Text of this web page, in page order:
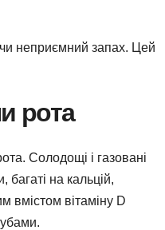
неприємний запах. Цей
рота
Солодощі і газовані
багаті на кальцій,
вмістом вітаміну D